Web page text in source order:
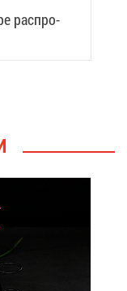
рас­про­